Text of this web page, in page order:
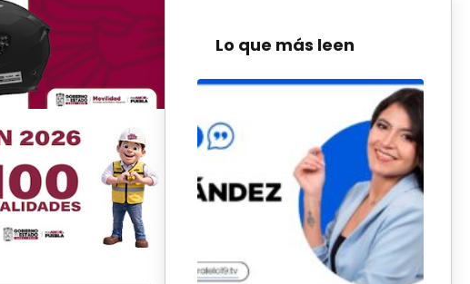
Lo que más leen